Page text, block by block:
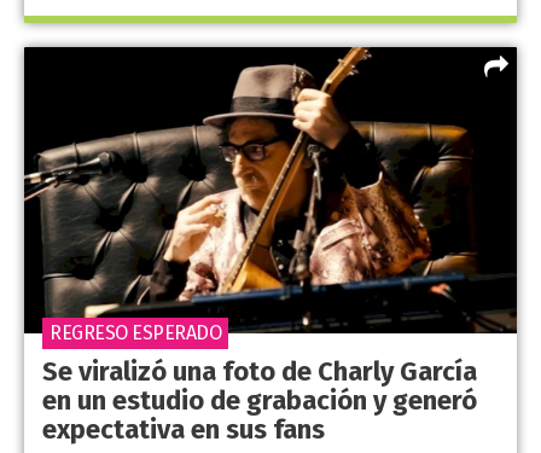
Se viralizó una foto de Charly García
en un estudio de grabación y generó
expectativa en sus fans
REGRESO ESPERADO